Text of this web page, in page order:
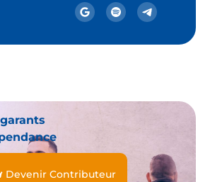
Devenir Contributeur